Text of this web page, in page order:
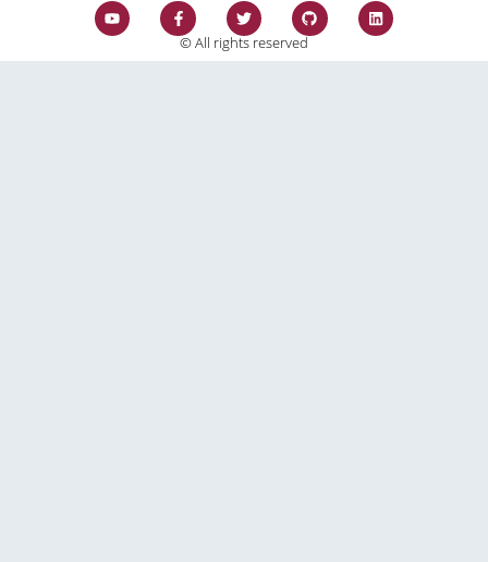
© All rights reserved